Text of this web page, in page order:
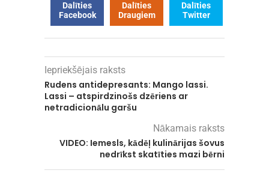
Dalīties
Facebook
Dalīties
Draugiem
Dalīties
Twitter
Iepriekšējais raksts
Rudens antidepresants: Mango lassi.
Lassi – atspirdzinošs dzēriens ar
netradicionālu garšu
Nākamais raksts
VIDEO: Iemesls, kādēļ kulinārijas šovus
nedrīkst skatīties mazi bērni